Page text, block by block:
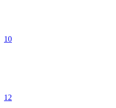
10
12